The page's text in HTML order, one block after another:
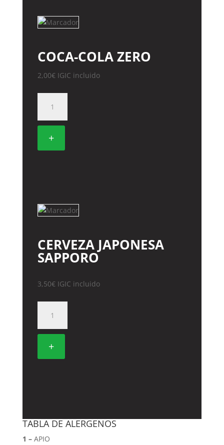
COCA-COLA ZERO
2,00€ IGIC incluido
COLA
ZERO
+
CERVEZA JAPONESA
SAPPORO
3,50€ IGIC incluido
JAPONESA
SAPPORO
+
TABLA DE ALERGENOS
1 –APIO